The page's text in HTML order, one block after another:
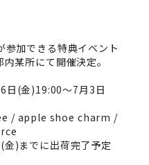
加できる特典イベント
某所にて開催決定。
日(金)19:00～7月3日
/ apple shoe charm /
)までに出荷完了予定